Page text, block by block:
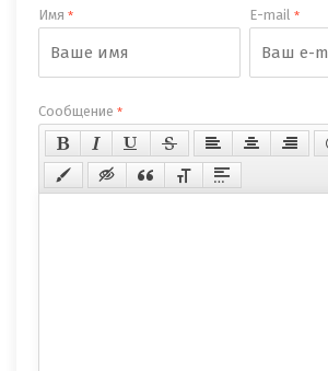
Имя * E-mail*
Сообщение *